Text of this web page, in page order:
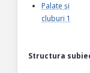
Palate și
cluburi 1
Structura